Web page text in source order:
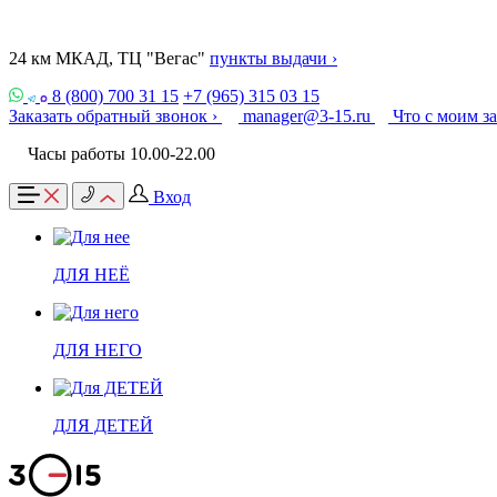
24 км МКАД, ТЦ "Вегас" пункты выдачи ›
8 (800) 700 31 15 +7 (965) 315 03 15
Заказать обратный звонок ›
manager@3-15.ru
Что с моим
Часы работы 10.00-22.00
Вход
ДЛЯ НЕЁ
ДЛЯ НЕГО
ДЛЯ ДЕТЕЙ